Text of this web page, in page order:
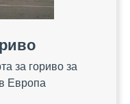
за гориво за
Европа